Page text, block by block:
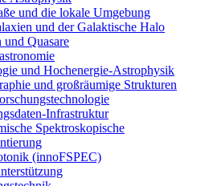
und die lokale Umgebung
und der Galaktische Halo
und Quasare
und Hochenergie-Astrophysik
und großräumige Strukturen
Infrastruktur
Spektroskopische
(innoFSPEC)